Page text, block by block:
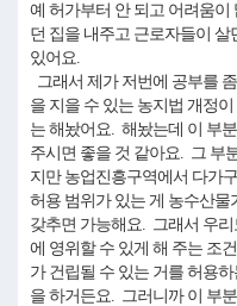
예 허가부터 안 되고 어려움
던 집을 내주고 근로자들이
있어요.
그래서 제가 저번에 공부를
을 지을 수 있는 농지법 개정
는 해놨어요. 해놨는데 이 부
주시면 좋을 것 같아요. 그 부
지만 농업진흥구역에서 다가
허용 범위가 있는 게 농수산
갖추면 가능해요. 그래서 우
에 영위할 수 있게 해 주는 조
가 건립될 수 있는 거를 허용
을 하거든요. 그러니까 이 부